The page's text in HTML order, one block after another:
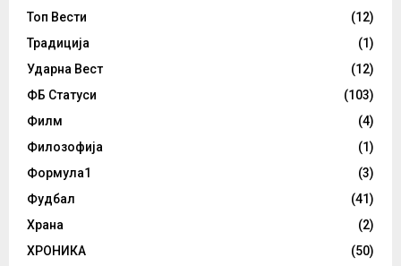
Топ Вести
(12)
Традиција
(1)
Ударна Вест
(12)
ФБ Статуси
(103)
Филм
(4)
Филозофија
(1)
Формула1
(3)
Фудбал
(41)
Храна
(2)
ХРОНИКА
(50)